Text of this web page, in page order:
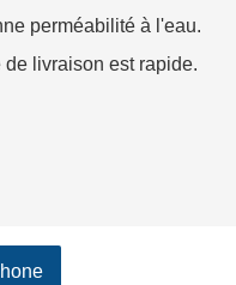
perméabilité à l'eau.
livraison est rapide.